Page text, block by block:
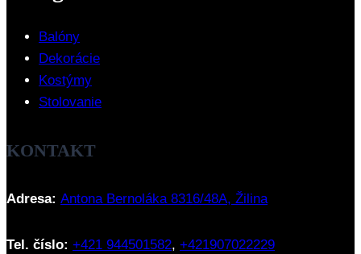
Balóny
Dekorácie
Kostýmy
Stolovanie
KONTAKT
Adresa: Antona Bernoláka 8316/48A, Žilina
Tel. číslo: +421 944501582, +421907022229